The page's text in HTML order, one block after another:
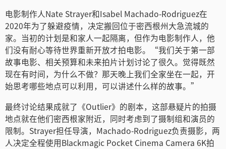
New Zealand
Norway
Poland
Portugal
South Africa
Spain
电影制作人Nate Strayer和Isabel Machado-Rodriguez在
2020年为了躲避疫情，决定搬回位于密西根州大急流城的
家。当初的计划是和家人一起隔离，但作为电影制作人，他
们没有耐心等待世界重新开放才拍电影。“我们关于第一部
故事电影、相关预算和未来拍片计划讨论了很久。觉得既然
现在有时间，为什么不做？那天晚上我们全家坐在一起，开
始思考哪些地点可以利用，可以讲述什么样的故事。”
最终讨论结果成就了《Outlier》的剧本，这部悬疑片的拍摄
地点就在他们密西根家附近，同时考虑到了摄制组和演员的
限制。Strayer担任导演，Machado-Rodriguez负责摄影，两
人决定全程使用Blackmagic Pocket Cinema Camera 6K拍